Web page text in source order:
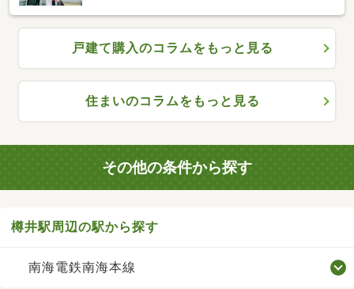
戸建て購入のコラムをもっと見る
住まいのコラムをもっと見る
その他の条件から探す
樽井駅周辺の駅から探す
南海電鉄南海本線